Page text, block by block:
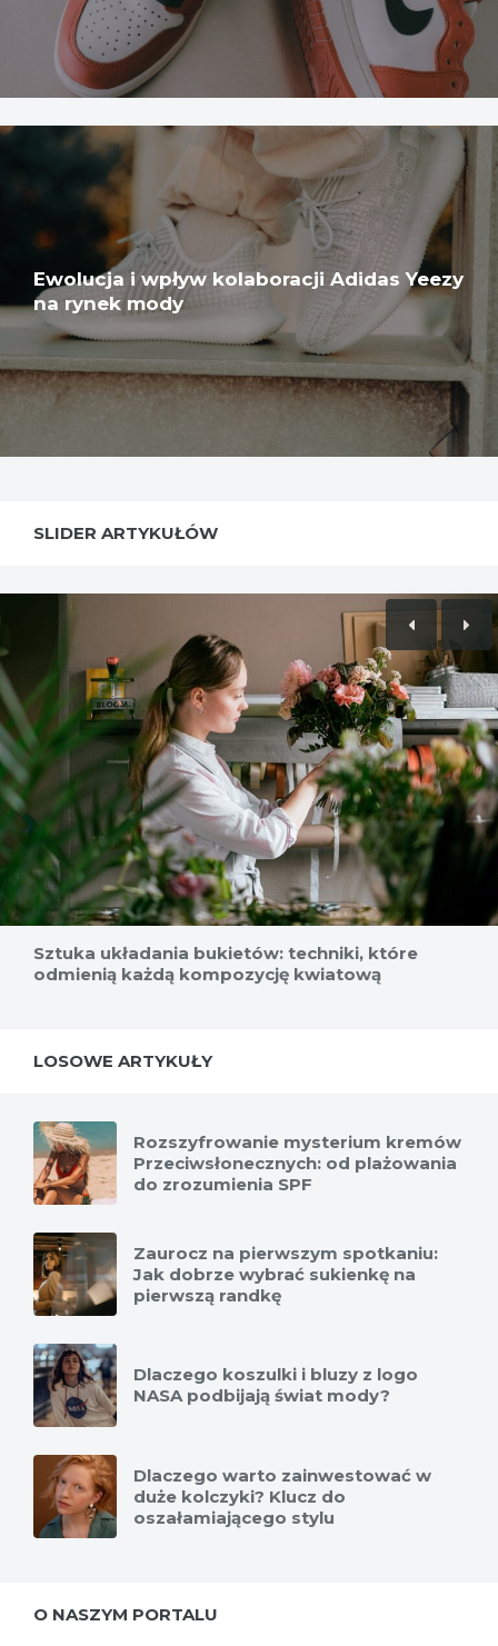
Ewolucja i wpływ kolaboracji Adidas Yeezy
na rynek mody
SLIDER ARTYKUŁÓW
Sztuka układania bukietów: techniki, które
odmienią każdą kompozycję kwiatową
LOSOWE ARTYKUŁY
Rozszyfrowanie mysterium kremów
Przeciwsłonecznych: od plażowania
do zrozumienia SPF
Zaurocz na pierwszym spotkaniu:
Jak dobrze wybrać sukienkę na
pierwszą randkę
Dlaczego koszulki i bluzy z logo
NASA podbijają świat mody?
Dlaczego warto zainwestować w
duże kolczyki? Klucz do
oszałamiającego stylu
O NASZYM PORTALU